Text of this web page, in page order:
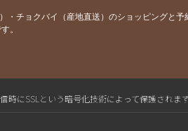
チョクバイ（産地直送）のショッピングと予
。
にSSLという暗号化技術によって保護されます